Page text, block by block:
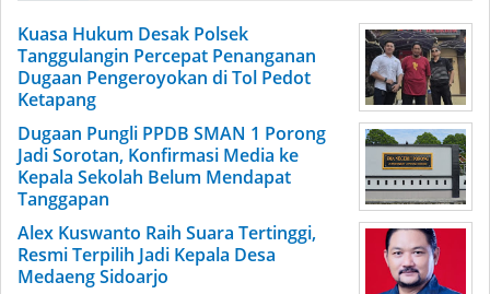
Kuasa Hukum Desak Polsek
Tanggulangin Percepat Penanganan
Dugaan Pengeroyokan di Tol Pedot
Ketapang
Dugaan Pungli PPDB SMAN 1 Porong
Jadi Sorotan, Konfirmasi Media ke
Kepala Sekolah Belum Mendapat
Tanggapan
Alex Kuswanto Raih Suara Tertinggi,
Resmi Terpilih Jadi Kepala Desa
Medaeng Sidoarjo